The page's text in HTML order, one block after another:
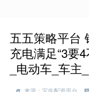
五五策略平台
充电满足“3要
_电动车_车主
来源：宝牛配资平台